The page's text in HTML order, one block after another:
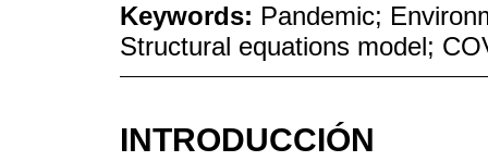
Keywords: Pandemic;
Structural equations model;
INTRODUCCIÓN